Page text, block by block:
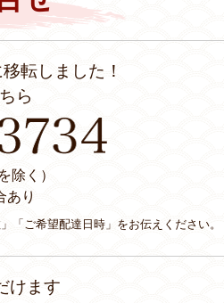
転しました！
ら
除く）
あり
「ご希望配達日時」をお伝えください。
けます